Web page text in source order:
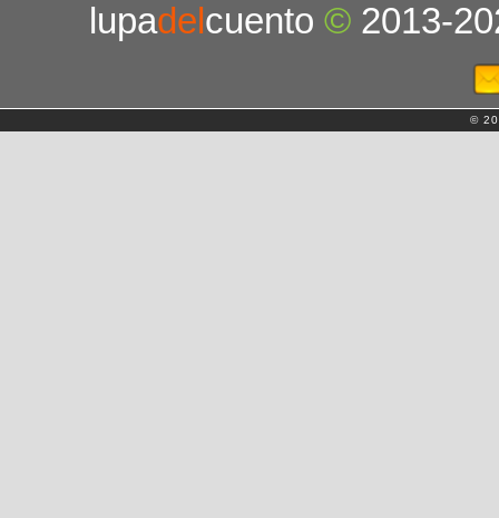
lupadelcuento© 2013-
©